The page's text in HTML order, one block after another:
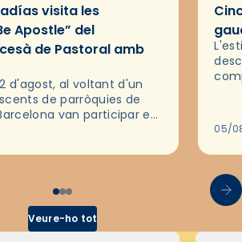
visita les
Apostle” del
de Pastoral amb
d'agost, al voltant d'un
de parròquies de
van participar en
Apostle, organitzades
05/
Veure-ho tot